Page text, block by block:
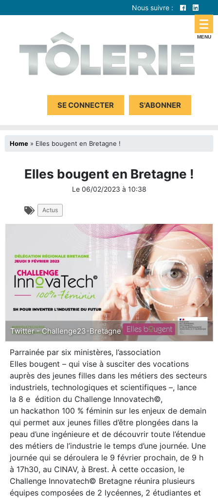
Nous suivre :
SE CONNECTER S'ABONNER
Home » Elles bougent en Bretagne !
Elles bougent en Bretagne !
Le06/02/2023 à 10:38
Actus
Twitter - Challenge23-Bretagne
Parrainée par six ministères, l’association
Elles bougent – qui vise à susciter des vocations
auprès des jeunes filles dans les métiers des secteurs
industriels, technologiques et scientifiques –, lance
la 8 e édition du Challenge Innovatech©,
un hackathon 100 % féminin sur les enjeux de demain
qui permet aux jeunes filles d’être plongées dans la
peau d’une ingénieure et de découvrir toute l’étendue
des métiers de l’industrie le temps d’une journée. Une
journée qui se déroulera le 9 février prochain, de 9 h
à 17h30, au CINAV, à Brest. À cette occasion, le
Challenge Innovatech© Bretagne réunira plusieurs
équipes composées de 2 lycéennes, 2 étudiantes et